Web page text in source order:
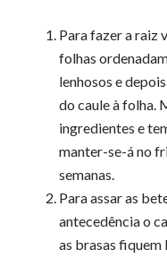
Para fazer a raiz
folhas
lenhosos e
do caule à folha.
ingredientes e
manter-se-á no
semanas.
Para assar as
antecedência o
as brasas fiquem